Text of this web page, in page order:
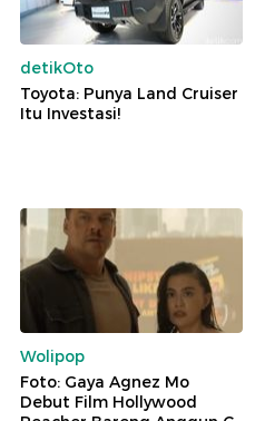
detikOto
Toyota: Punya Land Cruiser
Itu Investasi!
Wolipop
Foto: Gaya Agnez Mo
Debut Film Hollywood